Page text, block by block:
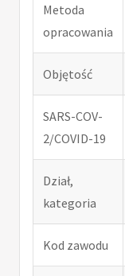
Metoda
opracowania
Objętość
SARS-COV-
2/COVID-19
Dział,
kategoria
Kod zawodu